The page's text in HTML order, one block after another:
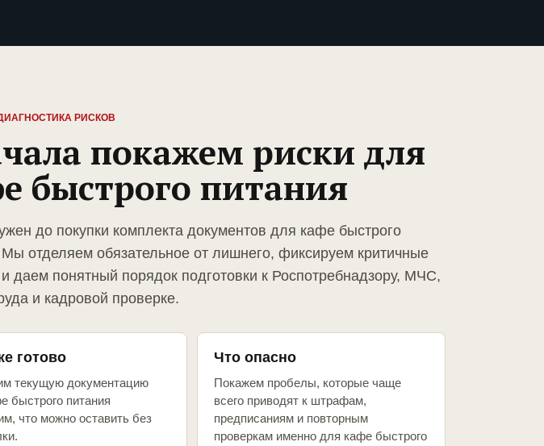
РИСКОВ
покажем риски для
быстрого питания
до покупки комплекта документов для кафе быстрого
Мы отделяем обязательное от лишнего, фиксируем критичные
даем понятный порядок подготовки к Роспотребнадзору, МЧС,
и кадровой проверке.
готово
текущую документацию
быстрого питания
что можно оставить без
Что опасно
Покажем пробелы, которые чаще
всего приводят к штрафам,
предписаниям и повторным
проверкам именно для кафе быстрого